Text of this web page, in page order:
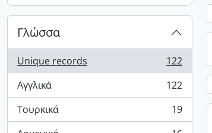
Γλώσσα
Unique records
, 122 αποτελέσματα
122
Αγγλικά
, 122 αποτελέσματα
122
Τουρκικά
, 19 αποτελέσματα
19